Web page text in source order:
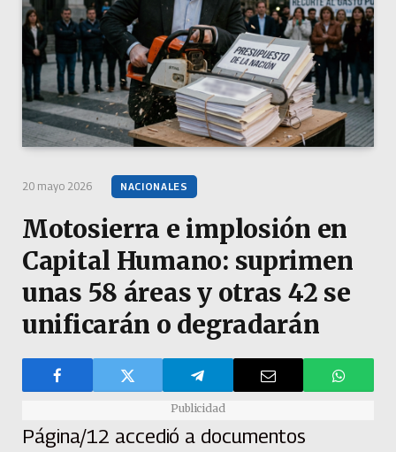
20 mayo 2026 NACIONALES
Motosierra e implosión en
Capital Humano: suprimen
unas 58 áreas y otras 42 se
unificarán o degradarán
Publicidad
Página/12 accedió a documentos